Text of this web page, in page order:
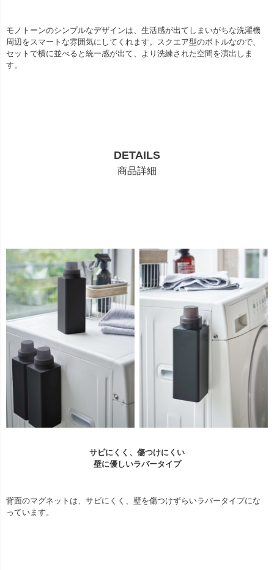
モノトーンのシンプルなデザインは、生活感が出てしまいがちな洗濯機
周辺をスマートな雰囲気にしてくれます。スクエア型のボトルなので、
セットで横に並べると統一感が出て、より洗練された空間を演出しま
す。
DETAILS
商品詳細
サビにくく、傷つけにくい
壁に優しいラバータイプ
背面のマグネットは、サビにくく、壁を傷つけずらいラバータイプにな
っています。